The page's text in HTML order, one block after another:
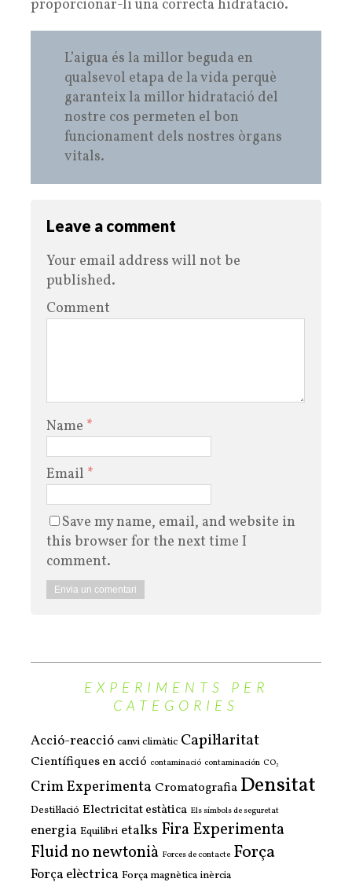
proporcionar-li una correcta hidratació.
L’aigua és la millor beguda en
qualsevol etapa de la vida perquè
garanteix la millor hidratació del
nostre cos permeten el bon
funcionament dels nostres òrgans
vitals.
Leave a comment
Your email address will not be
published.
Comment
Name *
Email *
Save my name, email, and website in
this browser for the next time I
comment.
EXPERIMENTS PER
CATEGORIES
Acció-reacció canvi climàtic Capil·laritat
Científiques en acció contaminació contaminación CO₂
Crim Experimenta Cromatografia Densitat
Destil·lació Electricitat estàtica Els símbols de seguretat
energia Equilibri etalks Fira Experimenta
Fluid no newtonià Forces de contacte Força
Força elèctrica Força magnètica inèrcia